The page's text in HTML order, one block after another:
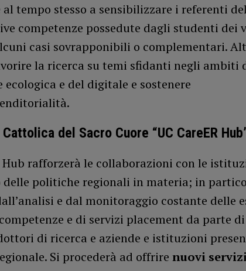
tempo stesso a sensibilizzare i referenti
competenze possedute dagli studenti dei
casi sovrapponibili o complementari.
la ricerca su temi sfidanti negli ambiti
e del digitale e sostenere
del Sacro Cuore “UC CareER
Hub rafforzerà le collaborazioni con le
delle politiche regionali in materia; in
e dal monitoraggio costante delle
e di servizi placement da parte
di ricerca e aziende e istituzioni
Si procederà ad offrire nuovi